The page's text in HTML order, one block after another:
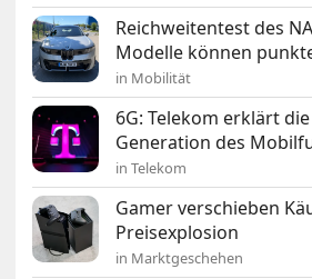
Reichweitentest des
Modelle können
in Mobilität
6G: Telekom erklärt
Generation des
in Telekom
Gamer verschieben
Preisexplosion
in Marktgeschehen